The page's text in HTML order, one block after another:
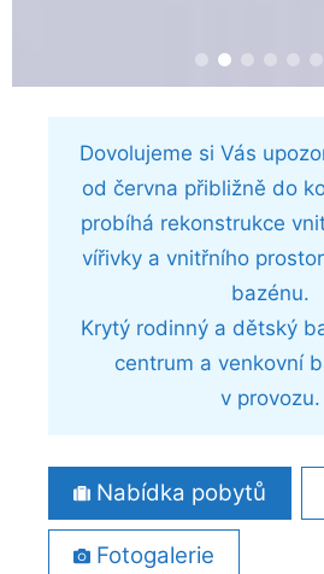
Dovolujeme si Vás
od června přibližně do
probíhá rekonstrukce
vířivky a vnitřního
bazénu.
Krytý rodinný a dětský
centrum a venkovní
v provozu.
Nabídka pobytů
Fotogalerie